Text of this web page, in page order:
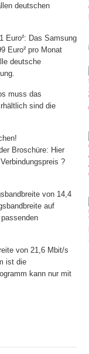
deutschen
Euro²: Das Samsung
Euro² pro Monat
deutsche
muss das
sind die
Broschüre: Hier
?
von 14,4
auf
von 21,6 Mbit/s
ist die
kann nur mit